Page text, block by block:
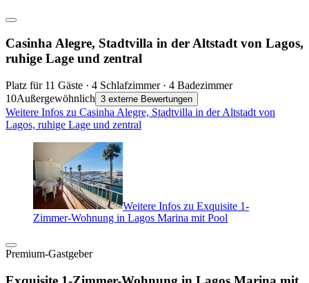
Casinha Alegre, Stadtvilla in der Altstadt von Lagos,
ruhige Lage und zentral
Platz für 11 Gäste · 4 Schlafzimmer · 4 Badezimmer
10Außergewöhnlich 3 externe Bewertungen
Weitere Infos zu Casinha Alegre, Stadtvilla in der Altstadt von
Lagos, ruhige Lage und zentral
Weitere Infos zu Exquisite 1-
Zimmer-Wohnung in Lagos Marina mit Pool
Premium-Gastgeber